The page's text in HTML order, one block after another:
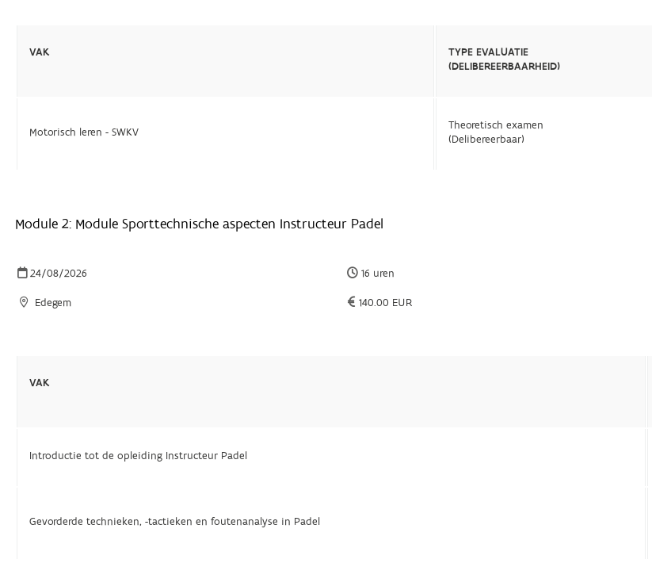
VAK
TYPE EVALUATIE
(DELIBEREERBAARHEID)
Motorisch leren - SWKV
Theoretisch examen
(Delibereerbaar)
Module 2: Module Sporttechnische aspecten Instructeur Padel
24/08/2026 16 uren
Edegem 140.00 EUR
VAK
Introductie tot de opleiding Instructeur Padel
Gevorderde technieken, -tactieken en foutenanalyse in Padel